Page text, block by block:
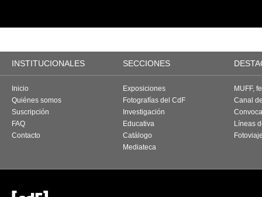
INSTITUCIONALES SECCIONES
Inicio
Quiénes somos
Suscripción
FAQ
Contacto
Exposiciones
Fotografías del CdF
Investigación
Educativa
Catálogo
Mediateca
MUFF,
Canal
Líneas